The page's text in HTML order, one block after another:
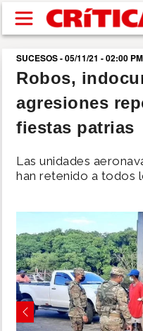
Pasar al contenido
buscar
SUCESOS
POLÍTICA
DEPORTES
MUNDO
SUCESOS - 05/11/21 - 02:00 PM
Robos,
agresiones
fiestas patrias
Las unidades
han retenido a todos
Previous